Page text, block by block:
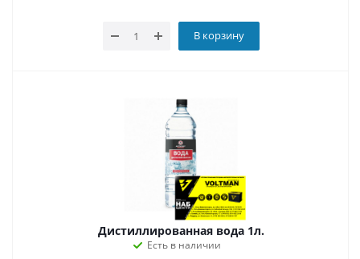
В корзину
Дистиллированная вода 1л.
Есть в наличии